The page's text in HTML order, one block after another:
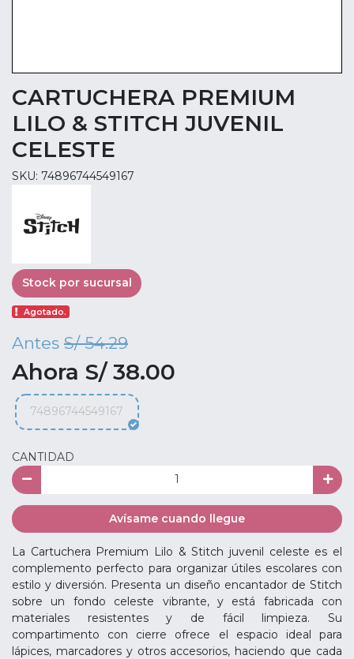
CARTUCHERA PREMIUM
LILO & STITCH JUVENIL
CELESTE
SKU: 74896744549167
Stock por sucursal
Agotado.
Antes S/ 54.29
Ahora S/ 38.00
74896744549167
CANTIDAD
Avísame cuando llegue
La Cartuchera Premium Lilo & Stitch juvenil celeste es el
complemento perfecto para organizar útiles escolares con
estilo y diversión. Presenta un diseño encantador de Stitch
sobre un fondo celeste vibrante, y está fabricada con
materiales resistentes y de fácil limpieza. Su
compartimento con cierre ofrece el espacio ideal para
lápices, marcadores y otros accesorios, haciendo que cada